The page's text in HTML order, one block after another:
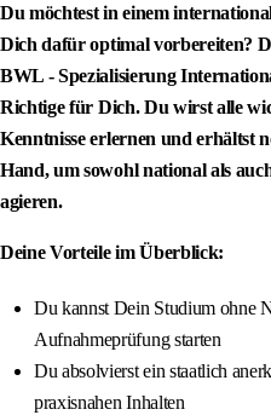
Du möchtest in einem
Dich dafür optimal vorbereiten?
BWL - Spezialisierung
Richtige für Dich. Du wirst alle
Kenntnisse erlernen und erhältst
Hand, um sowohl national als
agieren.
Deine Vorteile im Überblick:
Du kannst Dein Studium ohne
Aufnahmeprüfung starten
Du absolvierst ein staatlich
praxisnahen Inhalten